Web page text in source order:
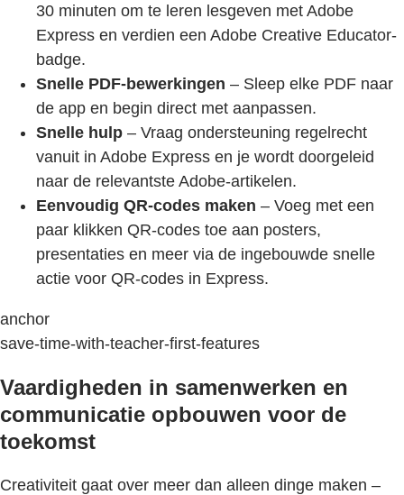
30 minuten om te leren lesgeven met Adobe
Express en verdien een Adobe Creative Educator-
badge.
Snelle PDF-bewerkingen – Sleep elke PDF naar
de app en begin direct met aanpassen.
Snelle hulp – Vraag ondersteuning regelrecht
vanuit in Adobe Express en je wordt doorgeleid
naar de relevantste Adobe-artikelen.
Eenvoudig QR-codes maken – Voeg met een
paar klikken QR-codes toe aan posters,
presentaties en meer via de ingebouwde snelle
actie voor QR-codes in Express.
anchor
save-time-with-teacher-first-features
Vaardigheden in samenwerken en
communicatie opbouwen voor de
toekomst
Creativiteit gaat over meer dan alleen dinge maken –